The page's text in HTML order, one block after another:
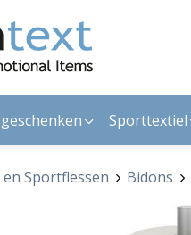
Sporttextiel
Sportflessen Bidons